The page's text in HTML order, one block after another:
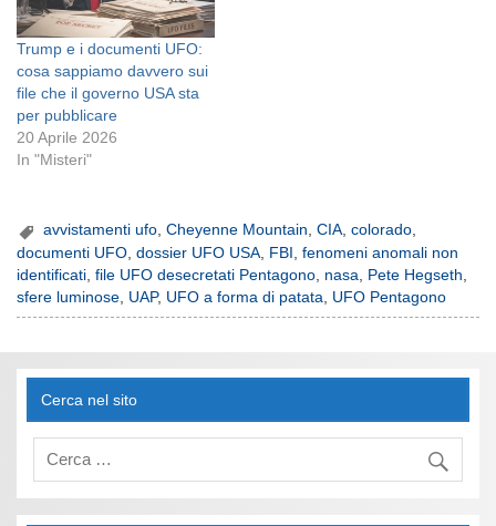
Trump e i documenti UFO:
cosa sappiamo davvero sui
file che il governo USA sta
per pubblicare
20 Aprile 2026
In "Misteri"
avvistamenti ufo,Cheyenne Mountain,CIA,colorado,
documenti UFO ,dossier UFO USA FBI ,fenomeni anomali non
identificati ,file UFO desecretati Pentagono nasa Pete Hegseth
sfere luminose UAP, UFO a forma di patata UFO Pentagono
Cerca nel sito